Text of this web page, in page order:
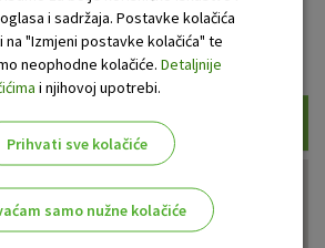
uplatne bankomate
i sadržaja. Postavke kolačića
"Izmjeni postavke kolačića" te
neophodne kolačiće. Detaljnije
i njihovoj upotrebi.
Prihvati sve kolačiće
samo nužne kolačiće